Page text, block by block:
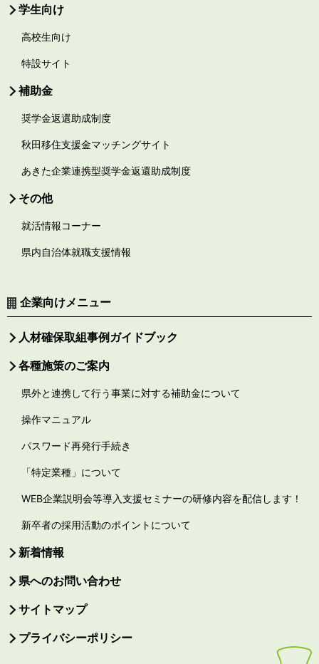
学生向け
高校生向け
特設サイト
補助金
奨学金返還助成制度
秋田移住支援金マッチングサイト
あきた企業連携型奨学金返還助成制度
その他
就活情報コーナー
県内自治体就職支援情報
企業向けメニュー
人材確保取組事例ガイドブック
各種施策のご案内
県外と連携して行う事業に対する補助金について
操作マニュアル
パスワード再発行手続き
「特定業種」について
WEB企業説明会等導入支援セミナーの研修内容を配信します！
新卒者の採用活動のポイントについて
新着情報
県へのお問い合わせ
サイトマップ
プライバシーポリシー